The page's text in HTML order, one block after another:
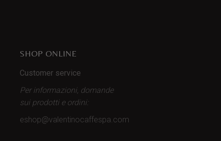
SHOP ONLINE
Customer service
Per informazioni, domande
sui prodotti e ordini:
eshop@valentinocaffespa.com